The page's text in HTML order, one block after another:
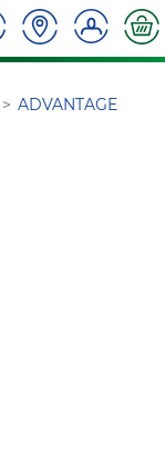
ADVANTAGE